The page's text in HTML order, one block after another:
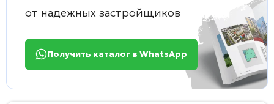
от надежных застройщиков
Получить каталог в WhatsApp